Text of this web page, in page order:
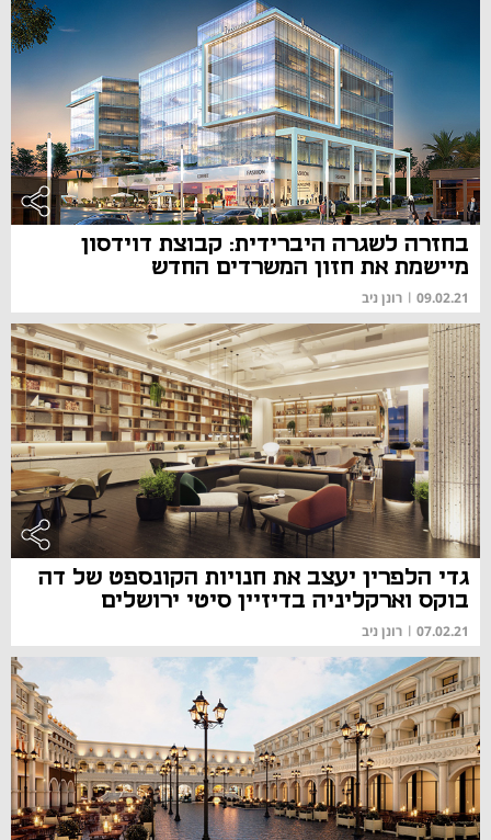
בחזרה לשגרה היברידית: קבוצת דוידסון
מיישמת את חזון המשרדים החדש
09.02.21
| רונן ניב
גדי הלפרין יעצב את חנויות הקונספט של דה
בוקס וארקליניה בדיזיין סיטי ירושלים
07.02.21
| רונן ניב